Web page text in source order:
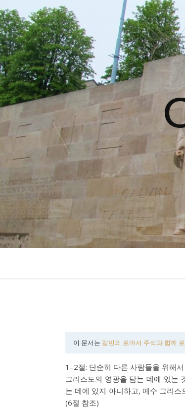
이 문서는 칼빈의 로마서 주석과 함께
1–2절: 단순히 다른 사람들을 위해
그리스도의 영광을 담는 데에 있는
는 데에 있지 아니하고, 예수 그리
(6절 참조)